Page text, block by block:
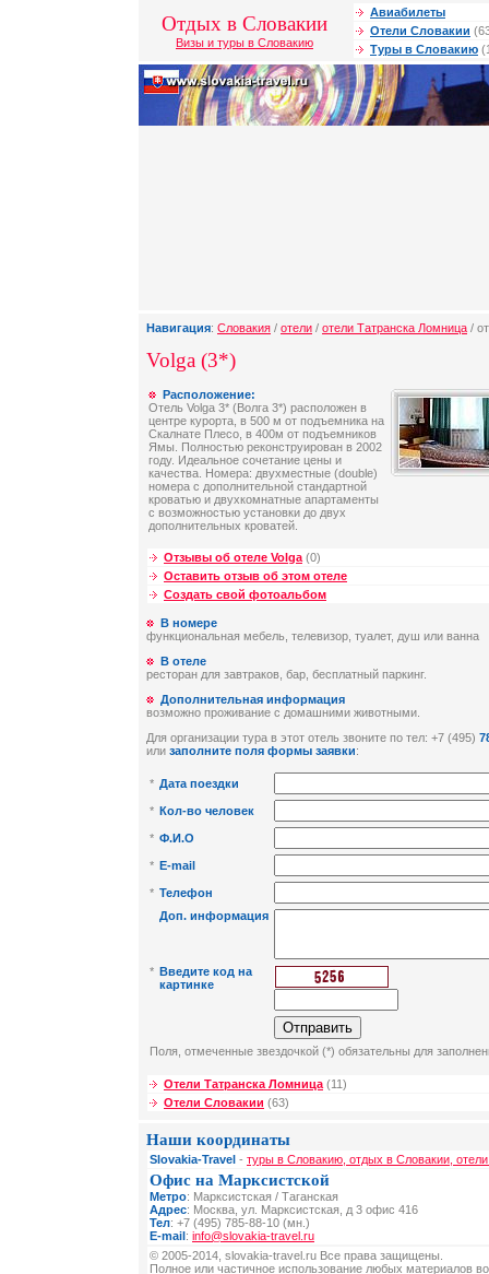
Отдых в Словакии
Визы и туры в Словакию
Авиабилеты
Отели Словакии
Туры в Словакию
Навигация: Словакия / отели / отели Татранска Ломница /
Volga (3*)
Расположение:
Отель Volga 3* (Волга 3*) расположен в
центре курорта, в 500 м от подъемника на
Скалнате Плесо, в 400м от подъемников
Ямы. Полностью реконструирован в 2002
году. Идеальное сочетание цены и
качества. Номера: двухместные (double)
номера с дополнительной стандартной
кроватью и двухкомнатные апартаменты
с возможностью установки до двух
дополнительных кроватей.
Отзывы об отеле Volga(0)
Оставить отзыв об этом отеле
Создать свой фотоальбом
В номере
функциональная мебель, телевизор, туалет, душ или ванна
В отеле
ресторан для завтраков, бар, бесплатный паркинг.
Дополнительная информация
возможно проживание с домашними животными.
Для организации тура в этот отель звоните по тел: +7 (495)
или заполните поля формы заявки:
* Дата поездки
* Кол-во человек
* Ф.И.О
* E-mail
* Телефон
Доп. информация
* Введите код на
картинке
Поля, отмеченные звездочкой (*) обязательны для
Отели Татранска Ломница(11)
Отели Словакии (63)
Наши координаты
Slovakia-Travel - туры в Словакию, отдых в Словакии,
Офис на Марксистской
Метро: Марксистская / Таганская
Адрес: Москва, ул. Марксистская, д 3 офис 416
Тел: +7 (495) 785-88-10 (мн.)
E-mail: info@slovakia-travel.ru
© 2005-2014, slovakia-travel.ru Все права защищены.
Полное или частичное использование любых материалов